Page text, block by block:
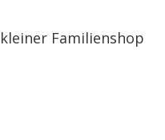
Familienshop